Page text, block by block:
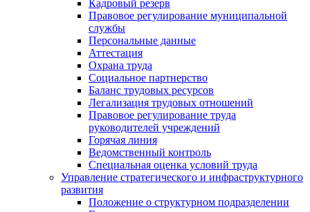
Кадровый резерв
Правовое регулирование муниципальной
службы
Персональные данные
Аттестация
Охрана труда
Социальное партнерство
Баланс трудовых ресурсов
Легализация трудовых отношений
Правовое регулирование труда
руководителей учреждений
Горячая линия
Ведомственный контроль
Специальная оценка условий труда
Управление стратегического и инфраструктурного
развития
Положение о структурном подразделении